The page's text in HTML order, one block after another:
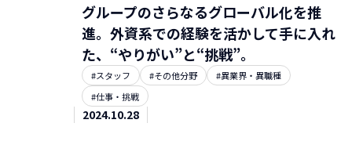
グループのさらなるグローバル化を推
進。外資系での経験を活かして手に入れ
た、“やりがい”と“挑戦”。
#スタッフ #その他分野
#異業界・異職種
#仕事・挑戦
2024.10.28